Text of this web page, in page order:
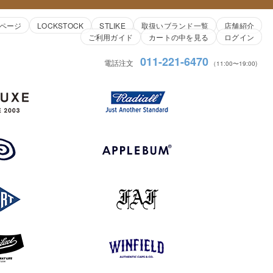
ージ LOCKSTOCK STLIKE 取扱いブランド一覧
店舗紹介
ご利用ガイド
カートの中を見る ログイン
電話注文 011-221-6470 （11:00〜19:00)